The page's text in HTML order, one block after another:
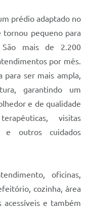
prédio adaptado no
tornou pequeno para
São mais de 2.200
por mês.
para ser mais ampla,
garantindo um
e de qualidade
visitas
e outros cuidados
oficinas,
cozinha, área
acessíveis e também